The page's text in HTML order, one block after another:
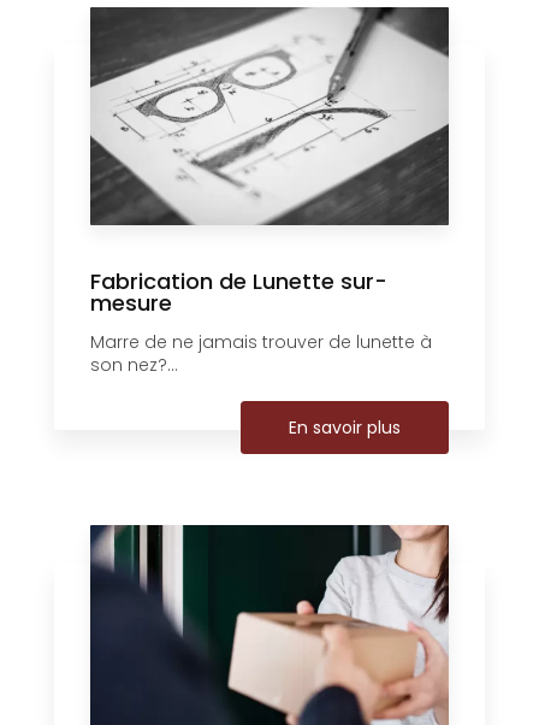
Fabrication de Lunette sur-
mesure
Marre de ne jamais trouver de lunette à
son nez?...
En savoir plus